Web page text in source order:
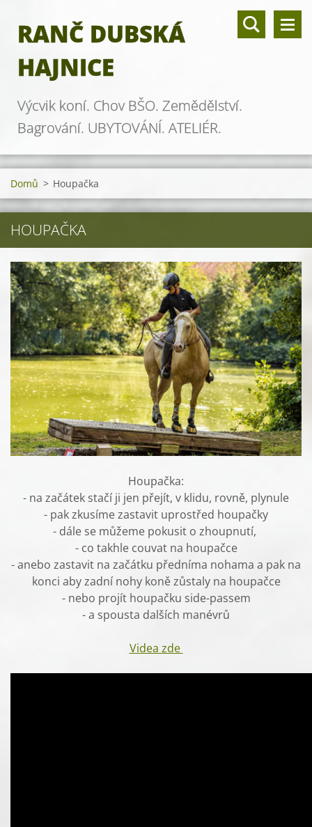
RANČ DUBSKÁ
HAJNICE
Výcvik koní. Chov BŠO. Zemědělství.
Bagrování. UBYTOVÁNÍ. ATELIÉR.
Domů > Houpačka
HOUPAČKA
Houpačka:
- na začátek stačí ji jen přejít, v klidu, rovně, plynule
- pak zkusíme zastavit uprostřed houpačky
- dále se můžeme pokusit o zhoupnutí,
- co takhle couvat na houpačce
- anebo zastavit na začátku předníma nohama a pak na
konci aby zadní nohy koně zůstaly na houpačce
- nebo projít houpačku side-passem
- a spousta dalších manévrů
Videa zde